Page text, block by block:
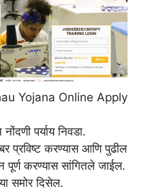
Yojana Online Apply
पर्याय निवडा.
प्रविष्ट करण्यास आणि पुढील
पूर्ण करण्यास सांगितले जाईल.
समोर दिसेल.